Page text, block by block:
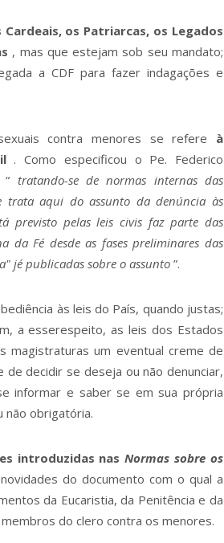
os Patriarcas, os Legados
, mas que estejam sob seu mandato;
a CDF para fazer indagações e
contra menores se refere à
. Como especificou o Pe. Federico
tratando-se de normas internas das
trata aqui do assunto da denúncia às
previsto pelas leis civis faz parte das
da Fé desde as fases preliminares das
jé publicadas sobre o assunto ”.
às leis do País, quando justas;
a esserespeito, as leis dos Estados
magistraturas um eventual creme de
de decidir se deseja ou não denunciar,
informar e saber se em sua própria
não obrigatória.
introduzidas nasNormas sobre os
do documento com o qual a
da Eucaristia, da Penitência e da
do clero contra os menores.